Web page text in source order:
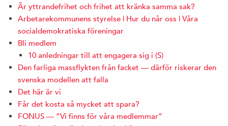
Är yttrandefrihet och frihet att kränka samma sak?
Arbetarekommunens styrelse | Hur du når oss | Våra
socialdemokratiska föreningar
Bli medlem
10 anledningar till att engagera sig i (S)
Den farliga massflykten från facket — därför riskerar den
svenska modellen att falla
Det här är vi
Får det kosta så mycket att spara?
FONUS — ”Vi finns för våra medlemmar”